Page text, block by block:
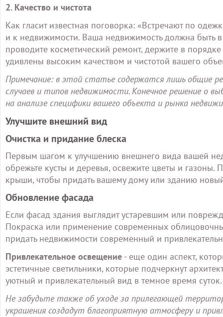
2. Качество и чистота
Как гласит известная поговорка: «Встречают по
и к недвижимости. Ваша недвижимость должна быть
проводите косметический ремонт, держите в
удивлены высоким качеством и чистотой вашего
Примечание: в этой статье содержатся лишь общие
случаев и типов недвижимости. Конечное решение о
на анализе специфики вашего объекта и рынка
Улучшите внешний вид
Очистка и придание блеска
Первым шагом к улучшению внешнего вида вашей
обрежьте кусты и деревья, освежите цветы и
крыши, чтобы придать вашему дому или зданию
Обновление фасада
Если фасад здания выглядит устаревшим или
Покраска или применение современных
придать недвижимости современный и
Привлекательное освещение - еще один аспект,
эстетичные светильники, которые подчеркнут
уютный и привлекательный вид в темное время суток.
Не забудьте также об уходе за прилегающей
украшения создадут благоприятную атмосферу и